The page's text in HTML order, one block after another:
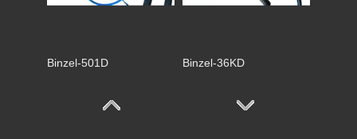
Binzel-501D Binzel-36KD